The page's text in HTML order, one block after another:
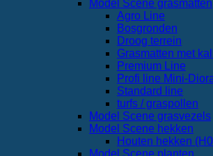
Model Scene grasmatten
Agro Line
Bosgronden
Droog terrein
Grasmatten met
Premium Line
Profi line Mini-
Standard line
turfs / graspollen
Model Scene grasvezels
Model Scene hekken
Houten hekken
Model Scene planten